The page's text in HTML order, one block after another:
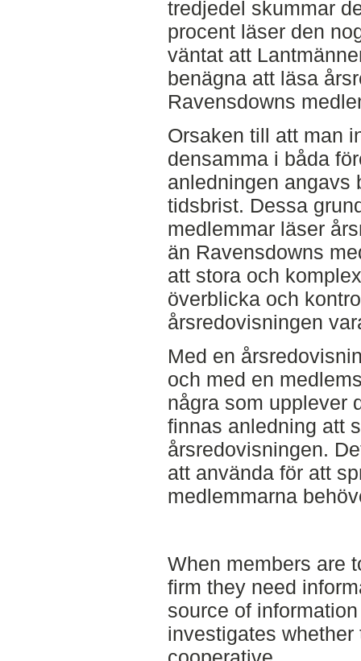
tredjedel skummar
procent läser den
väntat att
benägna att läsa
Ravensdowns
Orsaken till att man
densamma i båda
anledningen angavs
tidsbrist. Dessa
medlemmar läser
än Ravensdowns
att stora och
överblicka och
årsredovisningen
Med en
och med en
några som upplever
finnas anledning att
årsredovisningen.
att använda för att
medlemmarna
When members are
firm they need
source of
investigates